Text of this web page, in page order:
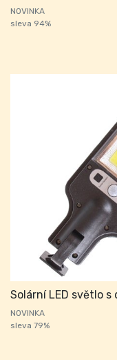
NOVINKA
sleva 94%
Solární LED světlo
NOVINKA
sleva 79%